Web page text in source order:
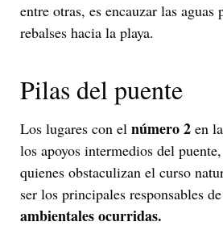
entre otras, es encauzar las aguas
rebalses hacia la playa.
Pilas del puente
Los lugares con el número 2 en
los apoyos intermedios del
quienes obstaculizan el curso
ser los principales responsables
ambientales ocurridas.